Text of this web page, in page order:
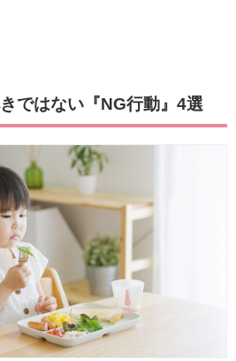
ではない『NG行動』4選